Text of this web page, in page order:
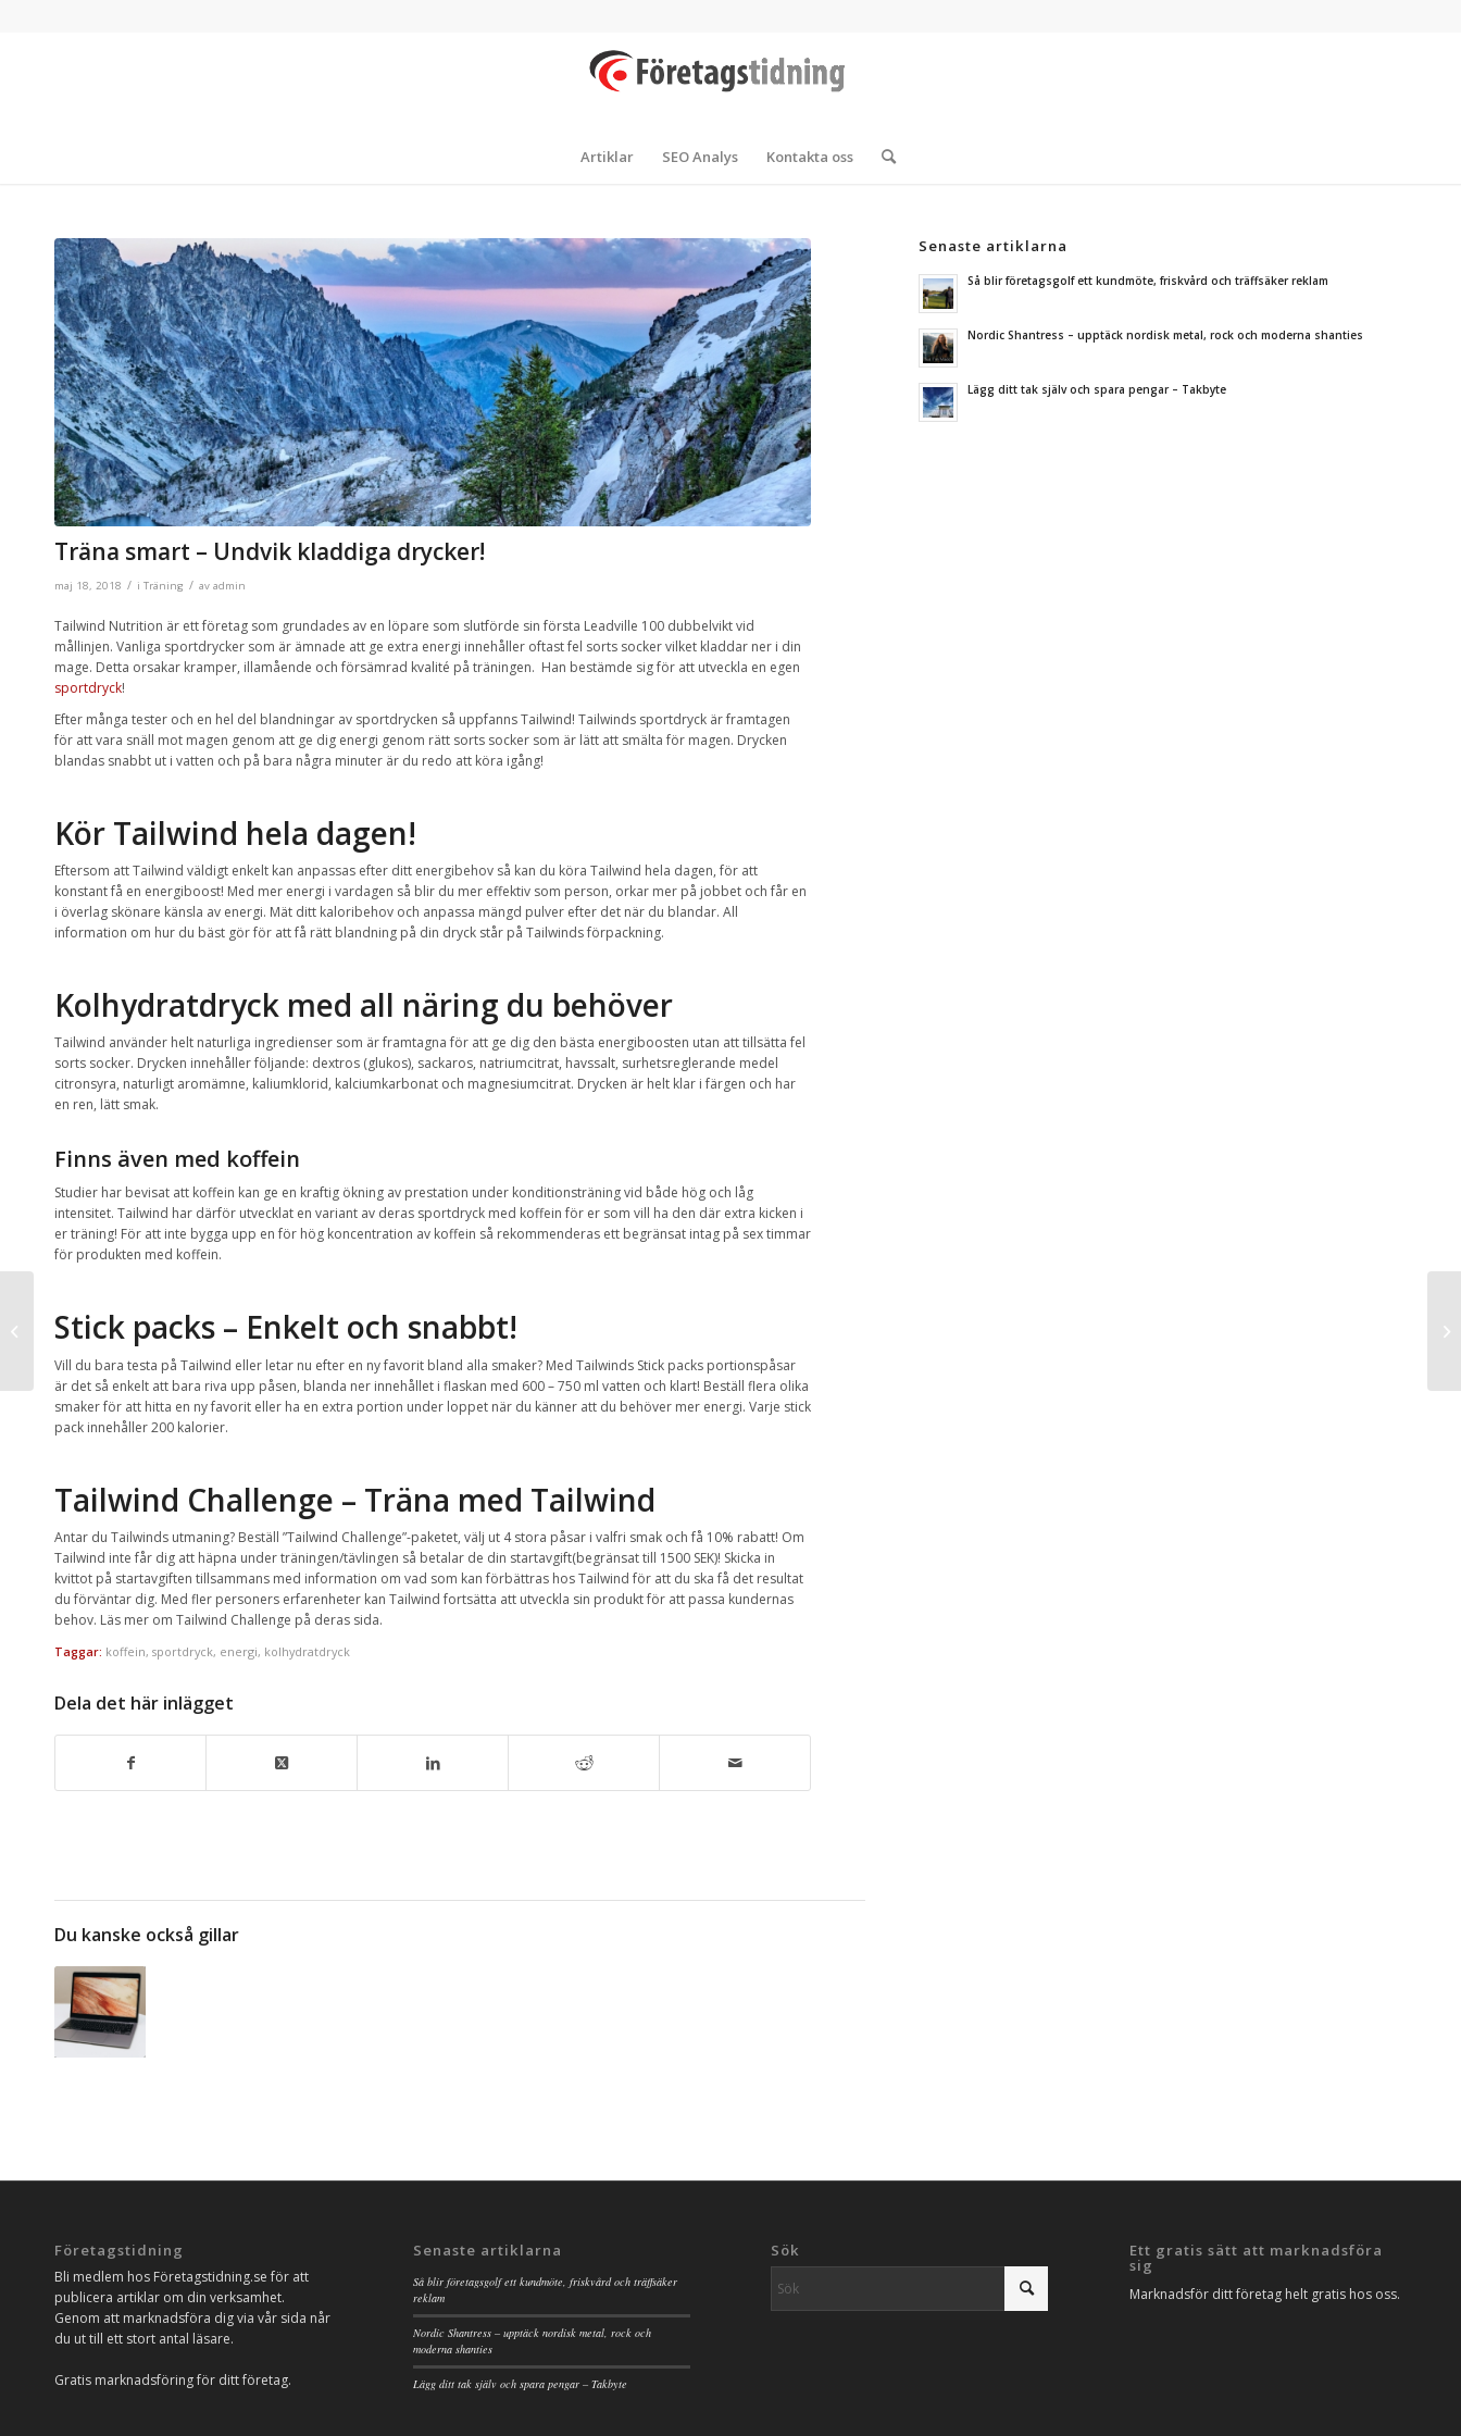
Artiklar SEO Analys Kontakta oss
Träna smart – Undvik kladdiga drycker!
maj 18, 2018 / i Träning / av admin
Tailwind Nutrition är ett företag som grundades av en löpare som slutförde sin första Leadville 100 dubbelvikt vid
mållinjen. Vanliga sportdrycker som är ämnade att ge extra energi innehåller oftast fel sorts socker vilket kladdar ner i din
mage. Detta orsakar kramper, illamående och försämrad kvalité på träningen. Han bestämde sig för att utveckla en egen
sportdryck!
Efter många tester och en hel del blandningar av sportdrycken så uppfanns Tailwind! Tailwinds sportdryck är framtagen
för att vara snäll mot magen genom att ge dig energi genom rätt sorts socker som är lätt att smälta för magen. Drycken
blandas snabbt ut i vatten och på bara några minuter är du redo att köra igång!
Kör Tailwind hela dagen!
Eftersom att Tailwind väldigt enkelt kan anpassas efter ditt energibehov så kan du köra Tailwind hela dagen, för att
konstant få en energiboost! Med mer energi i vardagen så blir du mer effektiv som person, orkar mer på jobbet och får en
i överlag skönare känsla av energi. Mät ditt kaloribehov och anpassa mängd pulver efter det när du blandar. All
information om hur du bäst gör för att få rätt blandning på din dryck står på Tailwinds förpackning.
Kolhydratdryck med all näring du behöver
Tailwind använder helt naturliga ingredienser som är framtagna för att ge dig den bästa energiboosten utan att tillsätta fel
sorts socker. Drycken innehåller följande: dextros (glukos), sackaros, natriumcitrat, havssalt, surhetsreglerande medel
citronsyra, naturligt aromämne, kaliumklorid, kalciumkarbonat och magnesiumcitrat. Drycken är helt klar i färgen och har
en ren, lätt smak.
Finns även med koffein
Studier har bevisat att koffein kan ge en kraftig ökning av prestation under konditionsträning vid både hög och låg
intensitet. Tailwind har därför utvecklat en variant av deras sportdryck med koffein för er som vill ha den där extra kicken i
er träning! För att inte bygga upp en för hög koncentration av koffein så rekommenderas ett begränsat intag på sex timmar
för produkten med koffein.
Stick packs – Enkelt och snabbt!
Vill du bara testa på Tailwind eller letar nu efter en ny favorit bland alla smaker? Med Tailwinds Stick packs portionspåsar
är det så enkelt att bara riva upp påsen, blanda ner innehållet i flaskan med 600 – 750 ml vatten och klart! Beställ flera olika
smaker för att hitta en ny favorit eller ha en extra portion under loppet när du känner att du behöver mer energi. Varje stick
pack innehåller 200 kalorier.
Tailwind Challenge – Träna med Tailwind
Antar du Tailwinds utmaning? Beställ ”Tailwind Challenge”-paketet, välj ut 4 stora påsar i valfri smak och få 10% rabatt! Om
Tailwind inte får dig att häpna under träningen/tävlingen så betalar de din startavgift(begränsat till 1500 SEK)! Skicka in
kvittot på startavgiften tillsammans med information om vad som kan förbättras hos Tailwind för att du ska få det resultat
du förväntar dig. Med fler personers erfarenheter kan Tailwind fortsätta att utveckla sin produkt för att passa kundernas
behov. Läs mer om Tailwind Challenge på deras sida.
Taggar: koffein, sportdryck, energi, kolhydratdryck
Dela det här inlägget
Du kanske också gillar
Senaste artiklarna
Så blir företagsgolf ett kundmöte, friskvård och träffsäker reklam
Nordic Shantress – upptäck nordisk metal, rock och moderna shanties
Lägg ditt tak själv och spara pengar – Takbyte
Företagstidning
Bli medlem hos Företagstidning.se för att
publicera artiklar om din verksamhet.
Genom att marknadsföra dig via vår sida når
du ut till ett stort antal läsare.
Gratis marknadsföring för ditt företag.
Senaste artiklarna
Så blir företagsgolf ett kundmöte, friskvård och träffsäker
reklam
Nordic Shantress – upptäck nordisk metal, rock och
moderna shanties
Lägg ditt tak själv och spara pengar – Takbyte
Sök Ett gratis sätt att marknadsföra
sig
Marknadsför ditt företag helt gratis hos oss.
Spelbolag som trendar
på börsen